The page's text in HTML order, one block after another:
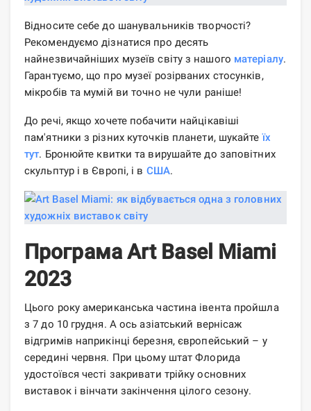
Відносите себе до шанувальників творчості?
Рекомендуємо дізнатися про десять
найнезвичайніших музеїв світу з нашого матеріалу.
Гарантуємо, що про музеї розірваних стосунків,
мікробів та мумій ви точно не чули раніше!
До речі, якщо хочете побачити найцікавіші
пам'ятники з різних куточків планети, шукайтеїх
тут. Бронюйте квитки та вирушайте до заповітних
скульптур і в Європі, і в США.
Програма Art Basel Miami
2023
Цього року американська частина івента пройшла
з 7 до 10 грудня. А ось азіатський вернісаж
відгримів наприкінці березня, європейський – у
середині червня. При цьому штат Флорида
удостоївся честі закривати трійку основних
виставок і вінчати закінчення цілого сезону.